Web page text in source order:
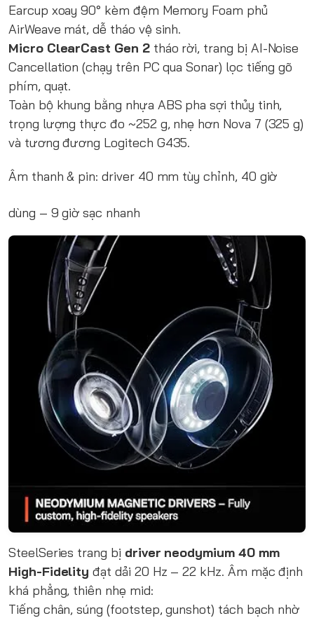
Earcup xoay 90° kèm đệm Memory Foam phủ
AirWeave mát, dễ tháo vệ sinh.
Micro ClearCast Gen 2tháo rời, trang bị AI-Noise
Cancellation (chạy trên PC qua Sonar) lọc tiếng gõ
phím, quạt.
Toàn bộ khung bằng nhựa ABS pha sợi thủy tinh,
trọng lượng thực đo ~252 g, nhẹ hơn Nova 7 (325 g)
và tương đương Logitech G435.
Âm thanh & pin: driver 40 mm tùy chỉnh, 40 giờ
dùng – 9 giờ sạc nhanh
SteelSeries trang bị driver neodymium 40 mm
High-Fidelity đạt dải 20 Hz – 22 kHz. Âm mặc định
khá phẳng, thiên nhẹ mid:
Tiếng chân, súng (footstep, gunshot) tách bạch nhờ